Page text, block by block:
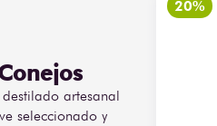
artesanal
seleccionado y